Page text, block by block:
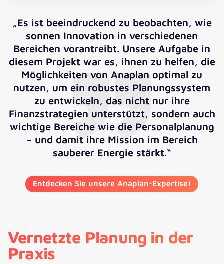
„Es ist beeindruckend zu beobachten, wie
sonnen Innovation in verschiedenen
Bereichen vorantreibt. Unsere Aufgabe in
diesem Projekt war es, ihnen zu helfen, die
Möglichkeiten von Anaplan optimal zu
nutzen, um ein robustes Planungssystem
zu entwickeln, das nicht nur ihre
Finanzstrategien unterstützt, sondern auch
wichtige Bereiche wie die Personalplanung
– und damit ihre Mission im Bereich
sauberer Energie stärkt.“
Entdecken Sie unsere Anaplan-Expertise!
Vernetzte Planung in der
Praxis